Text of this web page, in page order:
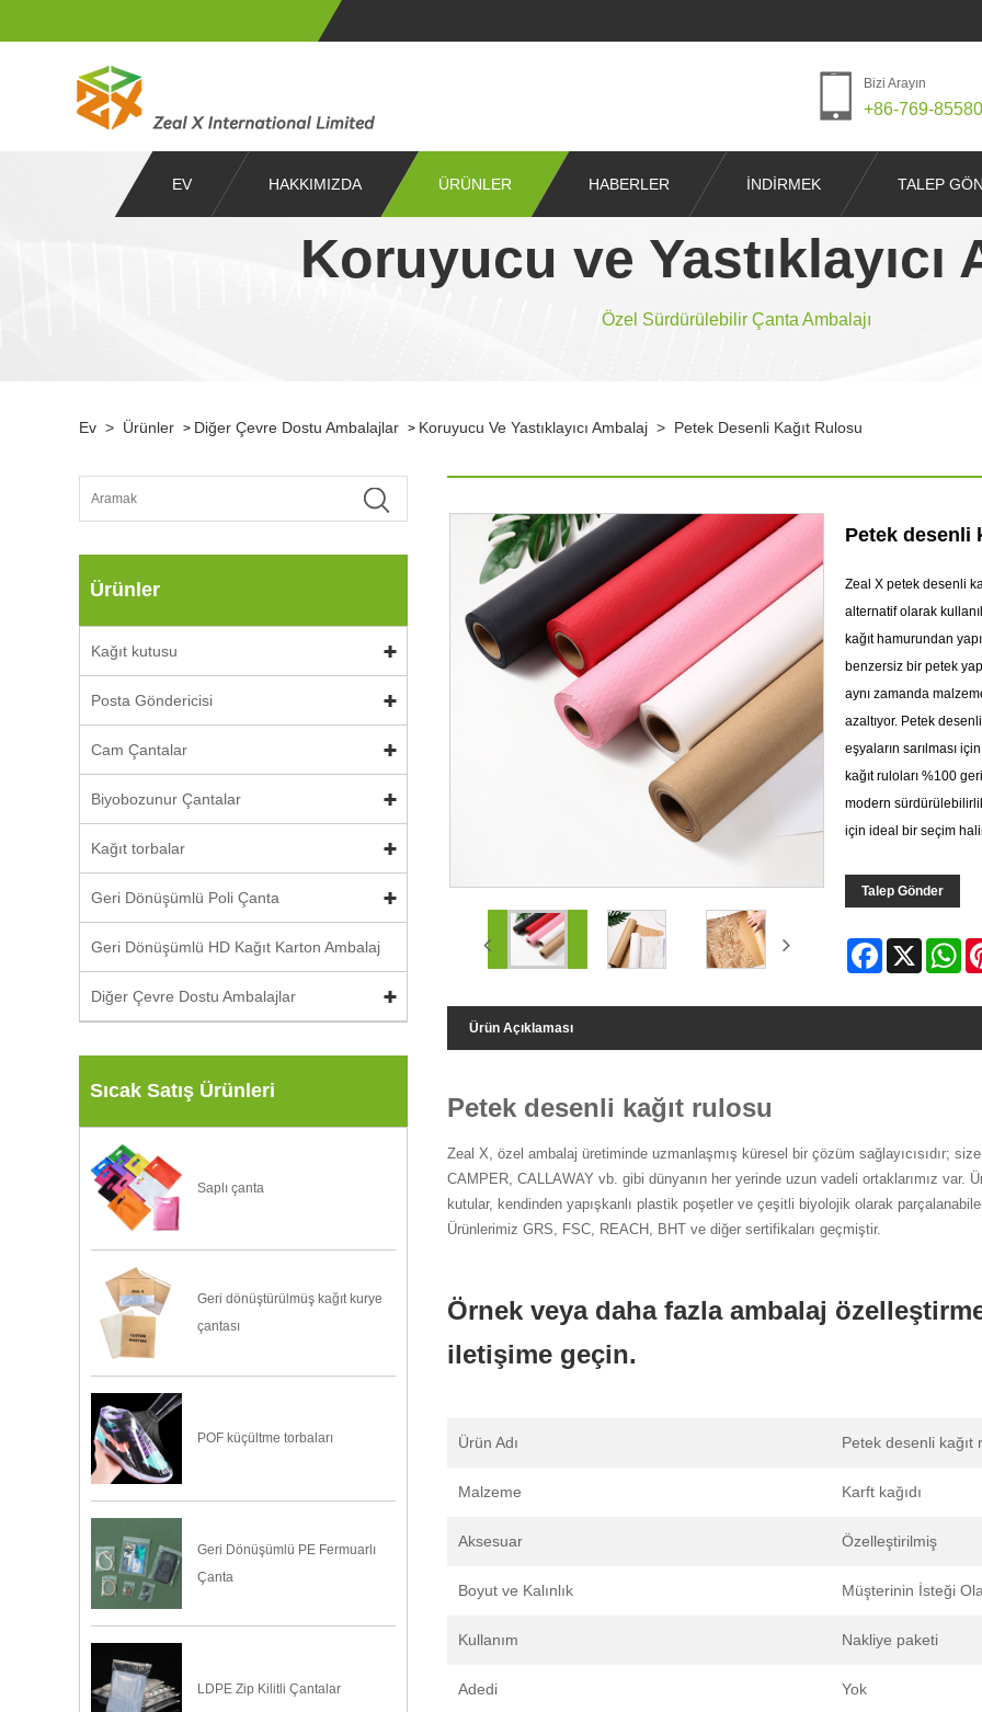
Bizi Arayın
+86-769-
EV HAKKIMIZDA ÜRÜNLER HABERLER İNDIRMEK TALEP
Koruyucu ve Yastıklayıcı
Özel Sürdürülebilir Çanta Ambalajı
Ev > Ürünler > Diğer Çevre Dostu Ambalajlar > Koruyucu Ve Yastıklayıcı Ambalaj > Petek Desenli Kağıt Rulosu
Ürünler
Kağıt kutusu
Posta Göndericisi
Cam Çantalar
Biyobozunur Çantalar
Kağıt torbalar
Geri Dönüşümlü Poli Çanta
Geri Dönüşümlü HD Kağıt Karton Ambalaj
Diğer Çevre Dostu Ambalajlar
Sıcak Satış Ürünleri
Saplı çanta
Geri dönüştürülmüş kağıt kurye
çantası
POF küçültme torbaları
Geri Dönüşümlü PE Fermuarlı
Çanta
LDPE Zip Kilitli Çantalar
Petek desenli
Zeal X petek desenli
alternatif olarak
kağıt hamurundan
benzersiz bir petek
aynı zamanda
azaltıyor. Petek
eşyaların sarılması
kağıt ruloları %100
modern
için ideal bir seçim
Talep Gönder
Facebook
Ürün Açıklaması
Petek desenli kağıt rulosu
Zeal X, özel ambalaj üretiminde uzmanlaşmış küresel bir çözüm sağlayıcısıdır;
CAMPER, CALLAWAY vb. gibi dünyanın her yerinde uzun vadeli ortaklarımız var.
kutular, kendinden yapışkanlı plastik poşetler ve çeşitli biyolojik olarak
Ürünlerimiz GRS, FSC, REACH, BHT ve diğer sertifikaları geçmiştir.
Örnek veya daha fazla ambalaj
iletişime geçin.
Ürün Adı Petek desenli kağıt
Malzeme Karft kağıdı
Aksesuar Özelleştirilmiş
Boyut ve Kalınlık Müşterinin İsteği
Kullanım Nakliye paketi
Adedi Yok